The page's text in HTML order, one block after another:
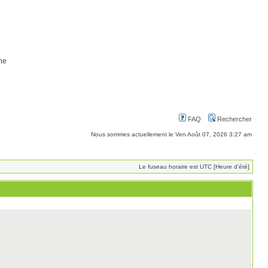
FAQ Rechercher
Nous sommes actuellement le Ven Août 07, 2026 3:27 am
Le fuseau horaire est UTC [Heure d’été]